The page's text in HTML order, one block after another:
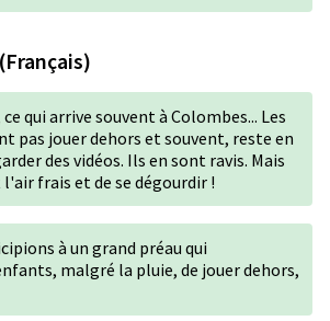
qui arrive souvent à Colombes... Les
pas jouer dehors et souvent, reste en
des vidéos. Ils en sont ravis. Mais
frais et de se dégourdir !
à un grand préau qui
malgré la pluie, de jouer dehors,